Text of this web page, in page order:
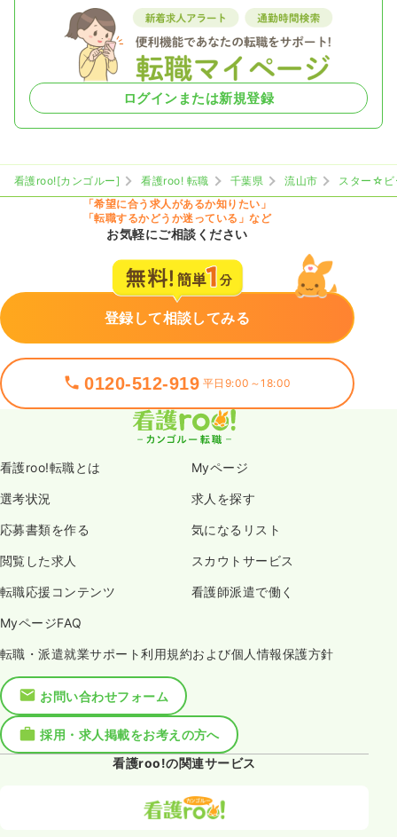
ログインまたは新規登録
看護roo![カンゴルー] 看護roo! 転職 千葉県 流山市
スター☆ビ
「希望に合う求人があるか知りたい」
「転職するかどうか迷っている」など
お気軽にご相談ください
登録して相談してみる
0120-512-919 平日9:00～18:00
看護roo!転職とは Myページ
選考状況 求人を探す
応募書類を作る 気になるリスト
閲覧した求人 スカウトサービス
転職応援コンテンツ 看護師派遣で働く
MyページFAQ
転職・派遣就業サポート利用規約および個人情報保護方針
お問い合わせフォーム
採用・求人掲載をお考えの方へ
看護roo!の関連サービス